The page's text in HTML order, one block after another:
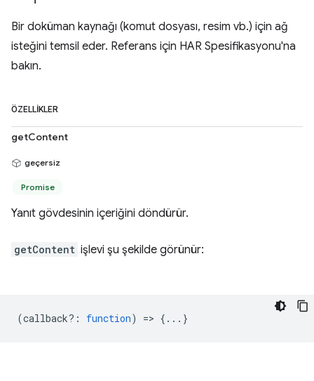
Bir doküman kaynağı (komut dosyası, resim vb.) için ağ
isteğini temsil eder. Referans için HAR Spesifikasyonu'na
bakın.
ÖZELLIKLER
getContent
geçersiz
Promise
Yanıt gövdesinin içeriğini döndürür.
getContent işlevi şu şekilde görünür:
(callback? : function) => {...}